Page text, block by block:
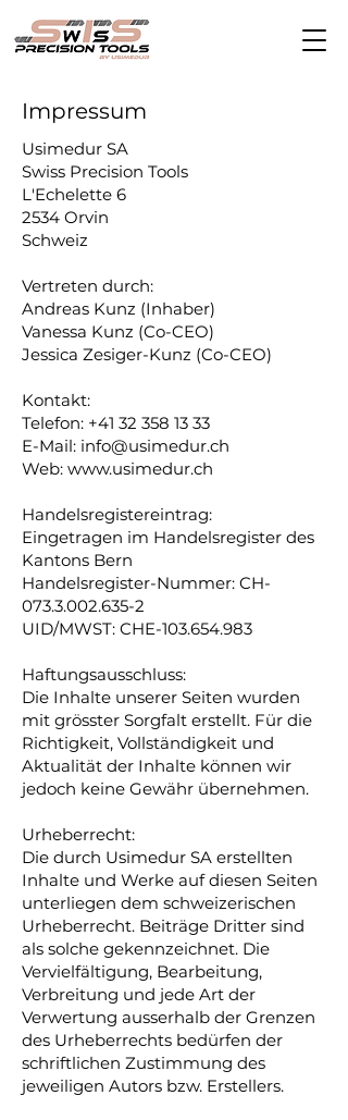
Impressum
Usimedur SA
Swiss Precision Tools
L'Echelette 6
2534 Orvin
Schweiz
Vertreten durch:
Andreas Kunz (Inhaber)
Vanessa Kunz (Co-CEO)
Jessica Zesiger-Kunz (Co-CEO)
Kontakt:
Telefon: +41 32 358 13 33
E-Mail: info@usimedur.ch
Web: www.usimedur.ch
Handelsregistereintrag:
Eingetragen im Handelsregister des
Kantons Bern
Handelsregister-Nummer: CH-
073.3.002.635-2
UID/MWST: CHE-103.654.983
Haftungsausschluss:
Die Inhalte unserer Seiten wurden
mit grösster Sorgfalt erstellt. Für die
Richtigkeit, Vollständigkeit und
Aktualität der Inhalte können wir
jedoch keine Gewähr übernehmen.
Urheberrecht:
Die durch Usimedur SA erstellten
Inhalte und Werke auf diesen Seiten
unterliegen dem schweizerischen
Urheberrecht. Beiträge Dritter sind
als solche gekennzeichnet. Die
Vervielfältigung, Bearbeitung,
Verbreitung und jede Art der
Verwertung ausserhalb der Grenzen
des Urheberrechts bedürfen der
schriftlichen Zustimmung des
jeweiligen Autors bzw. Erstellers.